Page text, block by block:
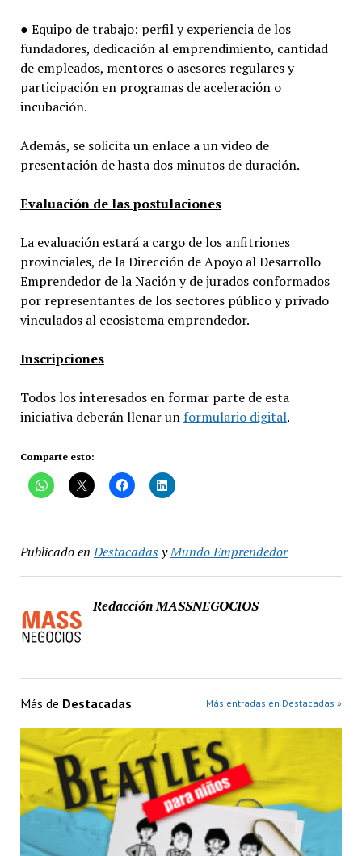
● Equipo de trabajo: perfil y experiencia de los
fundadores, dedicación al emprendimiento, cantidad
de empleados, mentores o asesores regulares y
participación en programas de aceleración o
incubación.
Además, se solicita un enlace a un video de
presentación de hasta dos minutos de duración.
Evaluación de las postulaciones
La evaluación estará a cargo de los anfitriones
provinciales, de la Dirección de Apoyo al Desarrollo
Emprendedor de la Nación y de jurados conformados
por representantes de los sectores público y privado
vinculados al ecosistema emprendedor.
Inscripciones
Todos los interesados en formar parte de esta
iniciativa deberán llenar un formulario digital.
Comparte esto:
Publicado en DestacadasyMundo Emprendedor
Redacción MASSNEGOCIOS
Más de Destacadas Más entradas en Destacadas »